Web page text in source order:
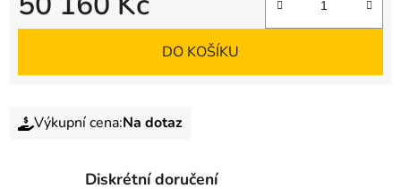
DO KOŠÍKU
Výkupní cena:Na dotaz
Diskrétní doručení